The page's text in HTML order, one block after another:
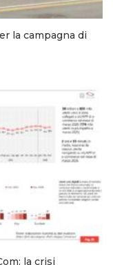
la campagna di
la crisi